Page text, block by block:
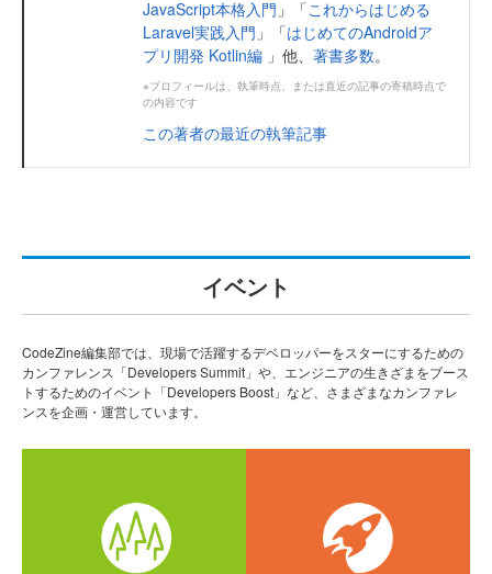
JavaScript本格入門 」「これからはじめる
Laravel実践入門 」「はじめてのAndroidア
プリ開発 Kotlin編 」他、 著書多数。
※プロフィールは、執筆時点、または直近の記事の寄稿時点で
の内容です
この著者の最近の執筆記事
イベント
CodeZine編集部では、現場で活躍するデベロッパーをスターにするための
カンファレンス「Developers Summit」や、エンジニアの生きざまをブース
トするためのイベント「Developers Boost」など、さまざまなカンファレ
ンスを企画・運営しています。